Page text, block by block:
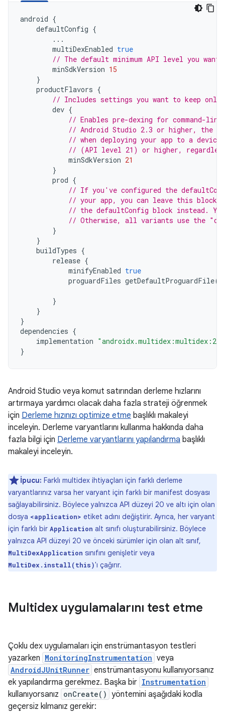
android {
defaultConfig {
...
multiDexEnabled true
// The default minimum API level you want
minSdkVersion 15
}
productFlavors {
// Includes settings you want to keep only
dev {
// Enables pre-dexing for command-
// Android Studio 2.3 or higher, the
// when deploying your app to a device
// (API level 21) or higher, regardless
minSdkVersion 21
}
prod {
// If you've configured the
// your app, you can leave this block
// the defaultConfig block instead.
// Otherwise, all variants use the
}
}
buildTypes {
release {
minifyEnabled true
proguardFiles getDefaultProguardFile(
}
}
}
dependencies {
implementation
}
Android Studio veya komut satırından derleme hızlarını
artırmaya yardımcı olacak daha fazla strateji öğrenmek
için Derleme hızınızı optimize etme başlıklı makaleyi
inceleyin. Derleme varyantlarını kullanma hakkında daha
fazla bilgi için Derleme varyantlarını yapılandırma başlıklı
makaleyi inceleyin.
İpucu: Farklı multidex ihtiyaçları için farklı derleme
varyantlarınız varsa her varyant için farklı bir manifest dosyası
sağlayabilirsiniz. Böylece yalnızca API düzeyi 20 ve altı için olan
dosya <application> etiket adını değiştirir. Ayrıca, her varyant
için farklı bir Application alt sınıfı oluşturabilirsiniz. Böylece
yalnızca API düzeyi 20 ve önceki sürümler için olan alt sınıf,
MultiDexApplication sınıfını genişletir veya
MultiDex.install(this)'ı çağırır.
Multidex uygulamalarını test etme
Çoklu dex uygulamaları için enstrümantasyon testleri
yazarken MonitoringInstrumentation veya
AndroidJUnitRunner enstrümantasyonu kullanıyorsanız
ek yapılandırma gerekmez. Başka bir Instrumentation
kullanıyorsanız onCreate() yöntemini aşağıdaki kodla
geçersiz kılmanız gerekir: